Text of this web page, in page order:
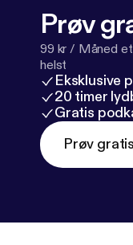
Prøv
99 kr / Måned
helst
Eksklusive
20 timer
Gratis
Prøv gratis